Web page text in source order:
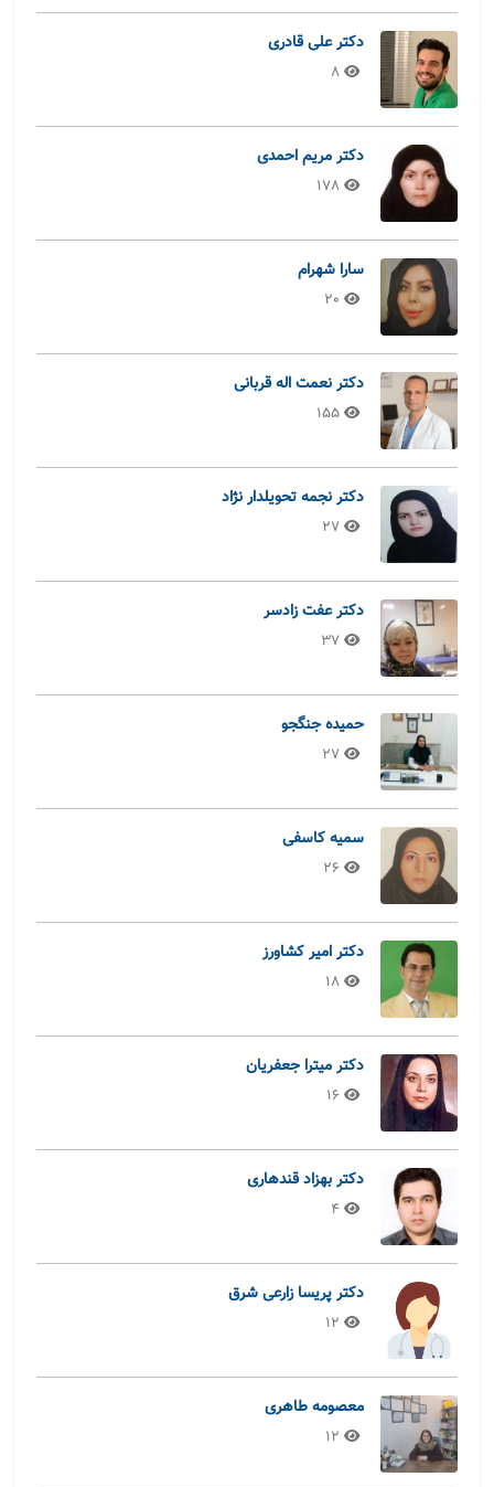
دکتر علی قادری
8
دکتر مریم احمدی
178
سارا شهرام
20
دکتر نعمت اله قربانی
155
دکتر نجمه تحویلدار نژاد
27
دکتر عفت زادسر
37
حمیده جنگجو
27
سمیه کاسفی
26
دکتر امیر کشاورز
18
دکتر میترا جعفریان
16
دکتر بهزاد قندهاری
4
دکتر پریسا زارعی شرق
12
معصومه طاهری
12